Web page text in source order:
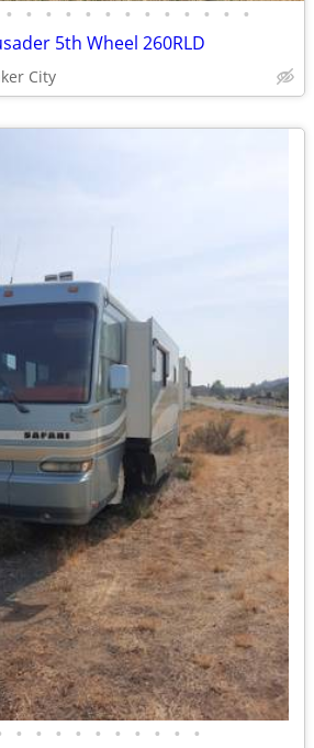
• • • • • • • • • • • • •
5th Wheel 260RLD
City
• • • • • • • • • •